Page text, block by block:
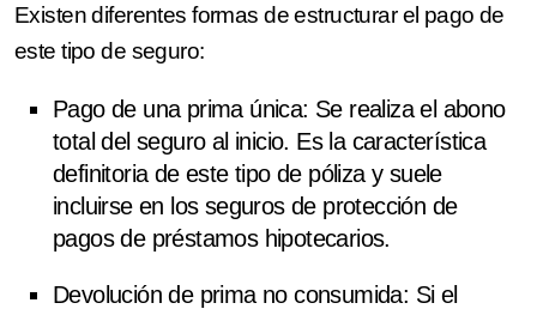
Existen diferentes formas de estructurar el pago de
este tipo de seguro:
Pago de una prima única: Se realiza el abono
total del seguro al inicio. Es la característica
definitoria de este tipo de póliza y suele
incluirse en los seguros de protección de
pagos de préstamos hipotecarios.
Devolución de prima no consumida: Si el